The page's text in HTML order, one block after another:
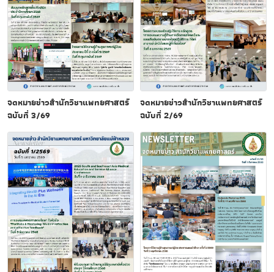
จดหมายข่าวสำนักวิชาแพทยศาสตร์
ฉบับที่ 3/69
จดหมายข่าวสำนักวิชาแพทยศาสตร์
ฉบับที่ 2/69